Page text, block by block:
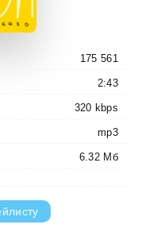
175 561
2:43
320 kbps
mp3
6.32 Мб